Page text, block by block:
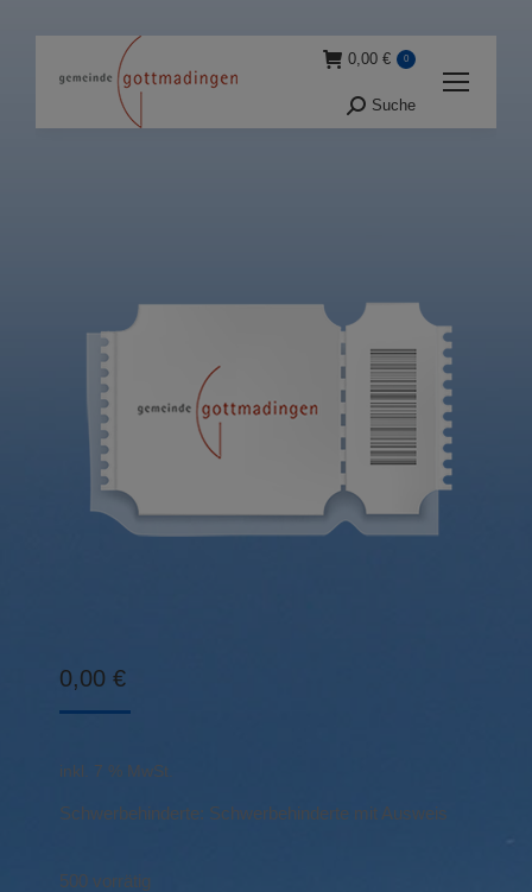
0,00 € 0
Suche:
Suche
0,00 €
inkl. 7 % MwSt.
Schwerbehinderte: Schwerbehinderte mit Ausweis
500 vorrätig